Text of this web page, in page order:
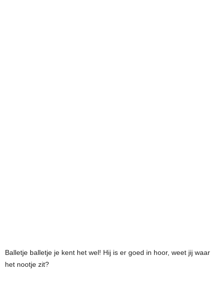
Balletje balletje je kent het wel! Hij is er goed in hoor, weet jij waar
het nootje zit?